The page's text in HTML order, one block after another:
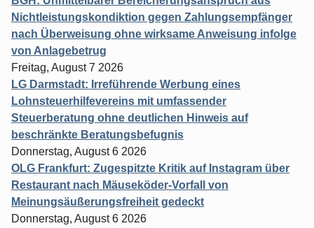
Nichtleistungskondiktion gegen Zahlungsempfänger
nach Überweisung ohne wirksame Anweisung infolge
von Anlagebetrug
Freitag, August 7 2026
LG Darmstadt: Irreführende Werbung eines
Lohnsteuerhilfevereins mit umfassender
Steuerberatung ohne deutlichen Hinweis auf
beschränkte Beratungsbefugnis
Donnerstag, August 6 2026
OLG Frankfurt: Zugespitzte Kritik auf Instagram über
Restaurant nach Mäuseköder-Vorfall von
Meinungsäußerungsfreiheit gedeckt
Donnerstag, August 6 2026